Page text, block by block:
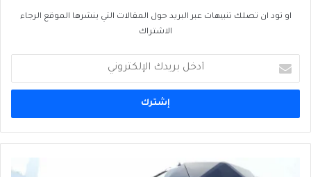
او تود ان تصلك تنبيهات عبر البريد حول المقالات التي ينشرها الموقع الرجاء
الاشتراك
بريدك
الإلكتروني